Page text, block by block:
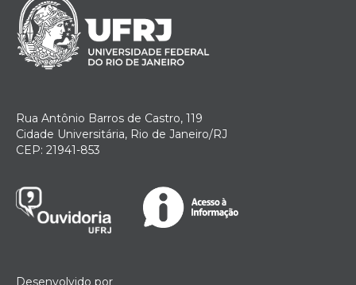
Rua Antônio Barros de Castro, 119
Cidade Universitária, Rio de Janeiro/RJ
CEP: 21941-853
Desenvolvido por